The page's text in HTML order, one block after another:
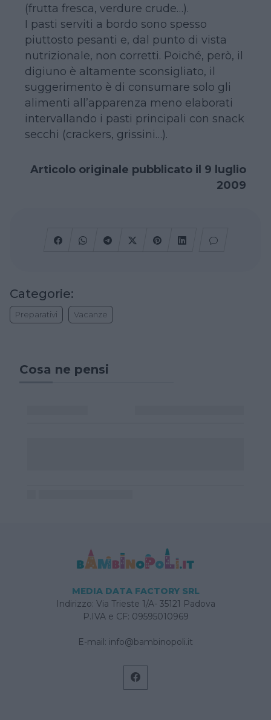
(frutta fresca, verdure crude…).
I pasti serviti a bordo sono spesso
piuttosto pesanti e, dal punto di vista
nutrizionale, non corretti. Poiché, però, il
digiuno è altamente sconsigliato, il
suggerimento è di consumare solo gli
alimenti all’apparenza meno elaborati
intervallando i pasti principali con snack
secchi (crackers, grissini…).
Articolo originale pubblicato il 9 luglio
2009
Categorie:
Preparativi Vacanze
Cosa ne pensi
MEDIA DATA FACTORY SRL
Indirizzo: Via Trieste 1/A- 35121 Padova
P.IVA e CF: 09595010969
E-mail: info@bambinopoli.it